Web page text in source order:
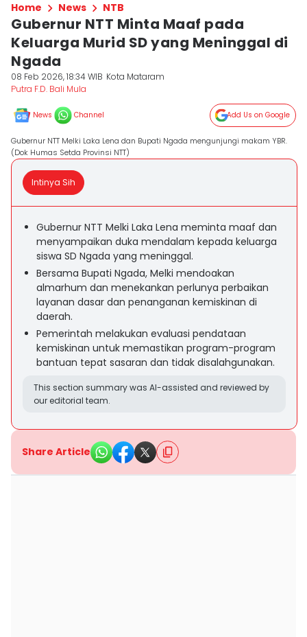
Home News NTB
Gubernur NTT Minta Maaf pada
Keluarga Murid SD yang Meninggal di
Ngada
08 Feb 2026, 18:34 WIB Kota Mataram
Putra F.D. Bali Mula
News Channel Add Us on Google
Gubernur NTT Melki Laka Lena dan Bupati Ngada mengunjungi makam YBR.
(Dok Humas Setda Provinsi NTT)
Intinya Sih
Gubernur NTT Melki Laka Lena meminta maaf dan
menyampaikan duka mendalam kepada keluarga
siswa SD Ngada yang meninggal.
Bersama Bupati Ngada, Melki mendoakan
almarhum dan menekankan perlunya perbaikan
layanan dasar dan penanganan kemiskinan di
daerah.
Pemerintah melakukan evaluasi pendataan
kemiskinan untuk memastikan program-program
bantuan tepat sasaran dan tidak disalahgunakan.
This section summary was AI-assisted and reviewed by
our editorial team.
Share Article